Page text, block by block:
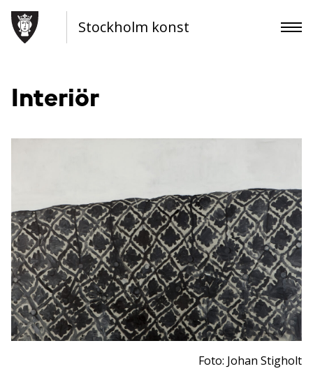
Stockholm konst
Interiör
Foto: Johan Stigholt